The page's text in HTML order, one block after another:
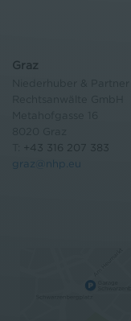
Graz
+43 316 207 383
graz@nhp.eu